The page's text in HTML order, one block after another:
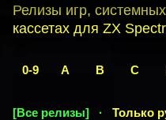
Релизы игр,
кассетах для ZX
0-9 A B C
[Все релизы] · Только